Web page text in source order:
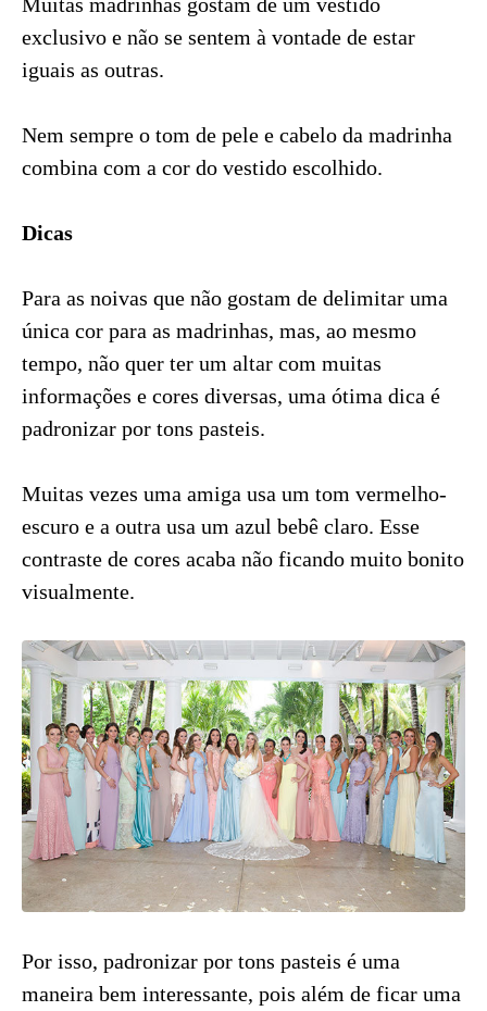
exclusivo e não se sentem à vontade de estar
iguais as outras.
Nem sempre o tom de pele e cabelo da madrinha
combina com a cor do vestido escolhido.
Dicas
Para as noivas que não gostam de delimitar uma
única cor para as madrinhas, mas, ao mesmo
tempo, não quer ter um altar com muitas
informações e cores diversas, uma ótima dica é
padronizar por tons pasteis.
Muitas vezes uma amiga usa um tom vermelho-
escuro e a outra usa um azul bebê claro. Esse
contraste de cores acaba não ficando muito bonito
visualmente.
Por isso, padronizar por tons pasteis é uma
maneira bem interessante, pois além de ficar uma